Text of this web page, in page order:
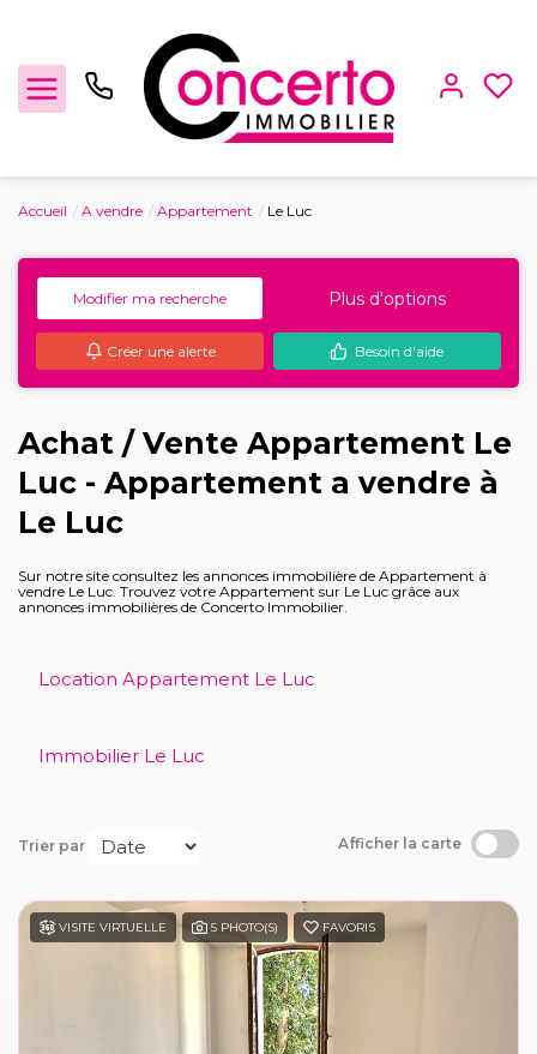
Location
Gestion locative
Locaux Professionnels
Estimation
Recrutement
Accueil A vendre Appartement Le Luc
Modifier ma recherche Plus d'options
Créer une alerte Besoin d'aide
Achat / Vente Appartement Le
Luc - Appartement a vendre à
Le Luc
Sur notre site consultez les annonces immobilière de Appartement à
vendre Le Luc. Trouvez votre Appartement sur Le Luc grâce aux
annonces immobilières de Concerto Immobilier.
Location Appartement Le Luc
Immobilier Le Luc
Trier par Afficher la carte
VISITE VIRTUELLE 5 PHOTO(S) FAVORIS